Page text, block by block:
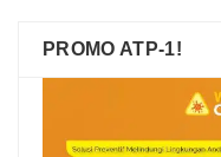
PROMO ATP-1!